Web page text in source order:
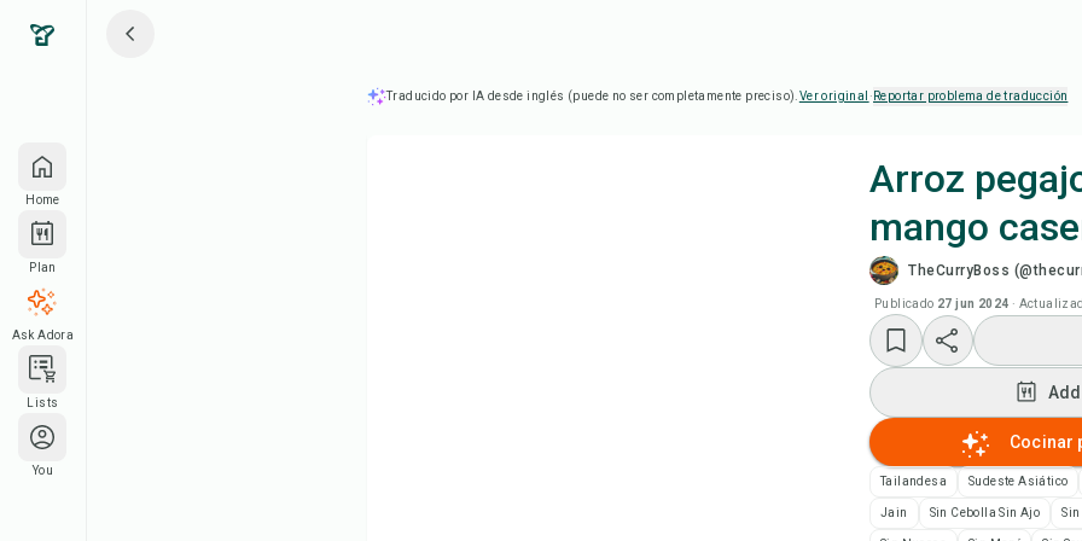
Home
Plan
Ask Adora
Lists
You
Traducido por IA desde inglés (puede no ser completamente preciso). Ver original · Reportar problema de traducción
Arroz
mango
TheCurryBoss
Publicado 27 jun 2024 ·
Cocinar
Tailandesa Sudeste Asiático
Jain Sin Cebolla Sin Ajo